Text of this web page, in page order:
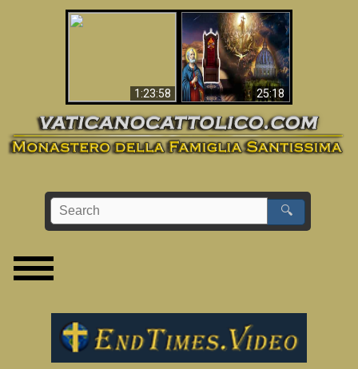
1:23:58 25:18
La Bibbia ha previsto
70 anni senza Papa?
🔍